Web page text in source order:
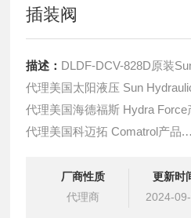
插装阀
描述： DLDF-DCV-828D原装
代理美国太阳液压 Sun
代理美国海德福斯 Hydra Force
代理美国科迈拓 Comatrol产品.
提供油路系统设计,油路块设计
液压油缸，经销力士乐、派克
厂商性质
代理商
更新时
2024-